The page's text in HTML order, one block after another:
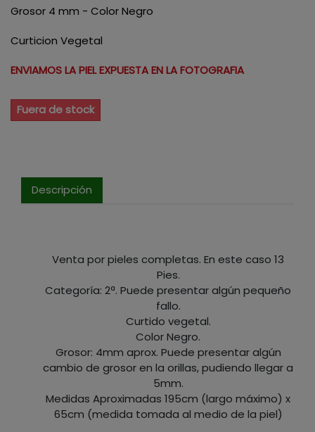
Grosor 4 mm - Color Negro
Curticion Vegetal
ENVIAMOS LA PIEL EXPUESTA EN LA FOTOGRAFIA
Fuera de stock
Descripción
Venta por pieles completas. En este caso 13
Pies.
Categoría: 2ª. Puede presentar algún pequeño
fallo.
Curtido vegetal.
Color Negro.
Grosor: 4mm aprox. Puede presentar algún
cambio de grosor en la orillas, pudiendo llegar a
5mm.
Medidas Aproximadas 195cm (largo máximo) x
65cm (medida tomada al medio de la piel)